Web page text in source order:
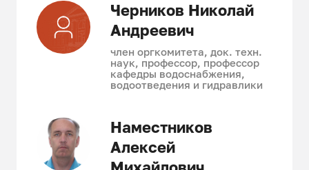
Черников Николай
Андреевич
член оргкомитета, док. техн.
наук, профессор, профессор
кафедры водоснабжения,
водоотведения и гидравлики
Наместников
Алексей